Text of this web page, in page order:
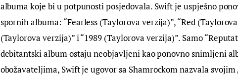
albuma koje bi u potpunosti posjedovala. Swift je uspješno
spornih albuma: “Fearless (Taylorova verzija)”, “Red
(Taylorova verzija)” i “1989 (Taylorova verzija)”. Samo
debitantski album ostaju neobjavljeni kao ponovno snimljeni
obožavateljima, Swift je ugovor sa Shamrockom nazvala